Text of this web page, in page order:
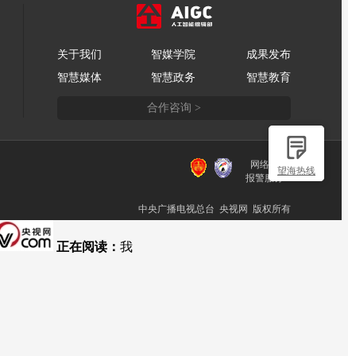
望海热线
关于我们 智媒学院
成果发布
智慧媒体
智慧政务 智慧教育
合作咨询 >
网络110
报警服务
中央广播电视总台 央视网 版权所有
正在阅读： 我